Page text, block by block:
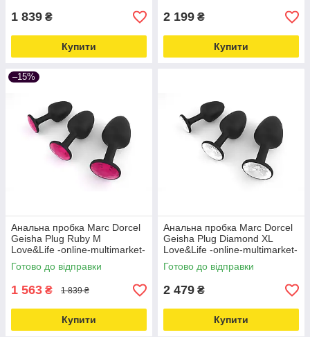
1 839 ₴
Купити
2 199 ₴
Купити
–15%
Анальна пробка Marc Dorcel
Geisha Plug Ruby M
Love&Life -online-multimarket-
Готово до відправки
1 563 ₴ 1 839 ₴
Купити
Анальна пробка Marc Dorcel
Geisha Plug Diamond XL
Love&Life -online-multimarket-
Готово до відправки
2 479 ₴
Купити